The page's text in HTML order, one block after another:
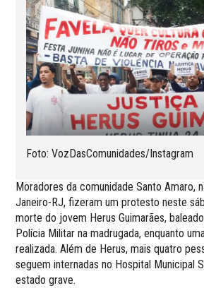
Foto: VozDasComunidades/Instagram
Moradores da comunidade Santo Amaro,
Janeiro-RJ, fizeram um protesto neste
morte do jovem Herus Guimarães,
Polícia Militar na madrugada, enquanto
realizada. Além de Herus, mais quatro
seguem internadas no Hospital Municipal
estado grave.